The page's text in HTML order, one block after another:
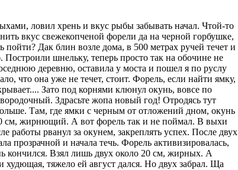
ловил хрень и вкус рыбы забывать начал. Чтой-то
вкус свежекопченой форели да на черной горбушке,
пойти? Дак блин возле дома, в 500 метрах ручей течет и
Построили шнельку, теперь просто так на обочине не
деревню, оставила у моста и пошел я по руслу
что она уже не течет, стоит. Форель, если найти ямку,
Зато под корнями клюнул окунь, вовсе по
Здрасьте жопа новый год! Отродясь тут
Там, где ямки с черным от отложений дном, окунь
см, жирнющий. А вот форель так и не поймал. В выхи
работы рванул за окунем, закреплять успех. После двух
прозрачной и начала течь. Форель активизировалась,
кончился. Взял лишь двух около 20 см, жирных. А
худющая, тяжело ей август дался. Но двух забрал. Ща